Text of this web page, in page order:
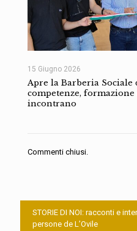
15 Giugno 2026
Apre la Barberia Sociale
competenze,
incontrano
Commenti chiusi.
STORIE DI NOI: racconti e
persone de L’Ovile